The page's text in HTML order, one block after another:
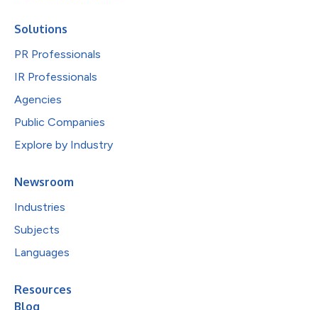
Solutions
PR Professionals
IR Professionals
Agencies
Public Companies
Explore by Industry
Newsroom
Industries
Subjects
Languages
Resources
Blog